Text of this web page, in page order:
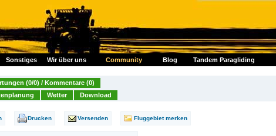
Sonstiges Wir über uns Community Blog Tandem Paragliding
(0/0) / Kommentare (0)
Wetter Download
Drucken Versenden Fluggebiet merken